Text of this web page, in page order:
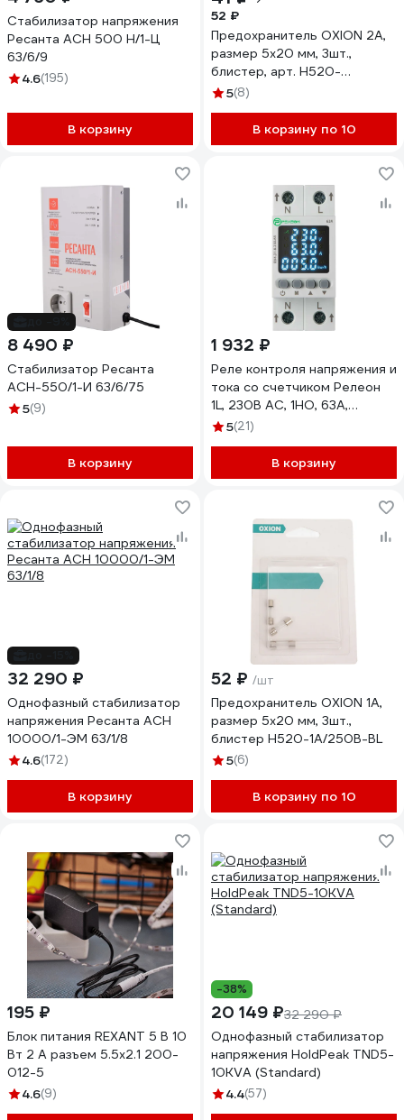
Стабилизатор напряжения
Ресанта АСН 500 Н/1-Ц
63/6/9
4.6(195)
В корзину
52 ₽
Предохранитель OXION 2А,
размер 5x20 мм, 3шт.,
блистер, арт. H520-
2A/250B-BL
5(8)
В корзину по 10
8 490 ₽
Стабилизатор Ресанта
АСН-550/1-И 63/6/75
5(9)
В корзину
1 932 ₽
Реле контроля напряжения и
тока со счетчиком Релеон
1L, 230В AC, 1НО, 63А,
RV431823063
5(21)
В корзину
32 290 ₽
Однофазный стабилизатор
напряжения Ресанта АСН
10000/1-ЭМ 63/1/8
4.6(172)
В корзину
52 ₽ /шт
Предохранитель OXION 1А,
размер 5x20 мм, 3шт.,
блистер H520-1A/250B-BL
5(6)
В корзину по 10
195 ₽
Блок питания REXANT 5 В 10
Вт 2 А разъем 5.5х2.1 200-
012-5
4.6(9)
-38%
20 149 ₽32 290 ₽
Однофазный стабилизатор
напряжения HoldPeak TND5-
10KVA (Standard)
4.4(57)